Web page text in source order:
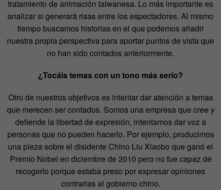
tratamiento de animación taiwanesa. Lo más importante es
analizar si generará risas entre los espectadores. Al mismo
tiempo buscamos historias en el que podemos añadir
nuestra propia perspectiva para aportar puntos de vista que
no han sido contados anteriormente.
¿Tocáis temas con un tono más serio?
Otro de nuestros objetivos es intentar dar atención a temas
que merecen ser contados. Somos una empresa que cree y
defiende la libertad de expresión, intentamos dar voz a
personas que no pueden hacerlo. Por ejemplo, producimos
una pieza sobre el disidente Chino Liu Xiaobo que ganó el
Premio Nobel en diciembre de 2010 pero no fue capaz de
recogerlo porque estaba preso por expresar opiniones
contrarias al gobierno chino.